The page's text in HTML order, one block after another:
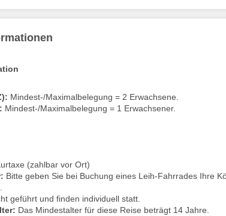
Mindest-/Maximalbelegung = 2 Erwachsene.
Mindest-/Maximalbelegung = 1 Erwachsener.
(zahlbar vor Ort)
Bitte geben Sie bei Buchung eines Leih-Fahrrades Ihre
geführt und finden individuell statt.
Das Mindestalter für diese Reise beträgt 14 Jahre.